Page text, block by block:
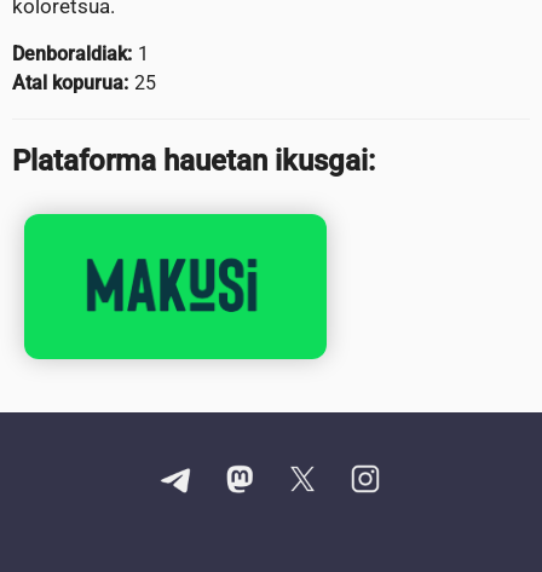
koloretsua.
Denboraldiak: 1
Atal kopurua: 25
Plataforma hauetan ikusgai: